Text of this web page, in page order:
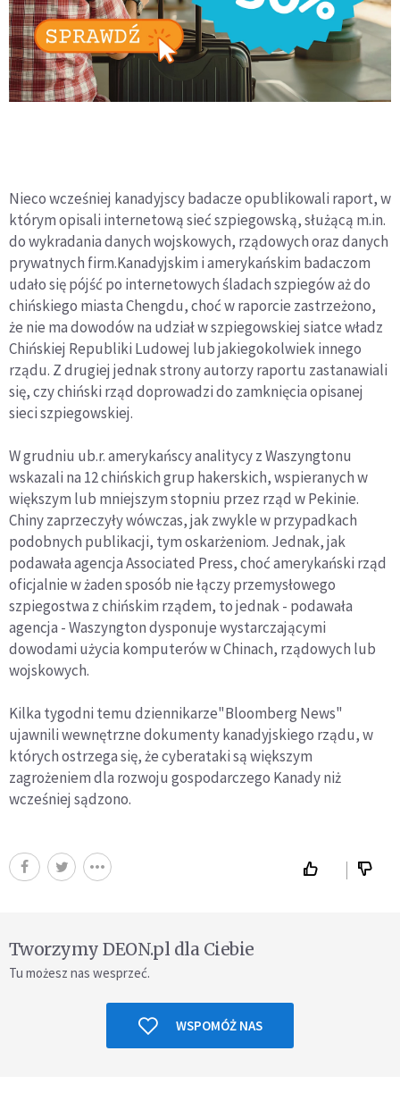
Nieco wcześniej kanadyjscy badacze opublikowali raport, w
którym opisali internetową sieć szpiegowską, służącą m.in.
do wykradania danych wojskowych, rządowych oraz danych
prywatnych firm.Kanadyjskim i amerykańskim badaczom
udało się pójść po internetowych śladach szpiegów aż do
chińskiego miasta Chengdu, choć w raporcie zastrzeżono,
że nie ma dowodów na udział w szpiegowskiej siatce władz
Chińskiej Republiki Ludowej lub jakiegokolwiek innego
rządu. Z drugiej jednak strony autorzy raportu zastanawiali
się, czy chiński rząd doprowadzi do zamknięcia opisanej
sieci szpiegowskiej.
W grudniu ub.r. amerykańscy analitycy z Waszyngtonu
wskazali na 12 chińskich grup hakerskich, wspieranych w
większym lub mniejszym stopniu przez rząd w Pekinie.
Chiny zaprzeczyły wówczas, jak zwykle w przypadkach
podobnych publikacji, tym oskarżeniom. Jednak, jak
podawała agencja Associated Press, choć amerykański rząd
oficjalnie w żaden sposób nie łączy przemysłowego
szpiegostwa z chińskim rządem, to jednak - podawała
agencja - Waszyngton dysponuje wystarczającymi
dowodami użycia komputerów w Chinach, rządowych lub
wojskowych.
Kilka tygodni temu dziennikarze"Bloomberg News"
ujawnili wewnętrzne dokumenty kanadyjskiego rządu, w
których ostrzega się, że cyberataki są większym
zagrożeniem dla rozwoju gospodarczego Kanady niż
wcześniej sądzono.
Tworzymy DEON.pl dla Ciebie
Tu możesz nas wesprzeć.
WSPOMÓŻ NAS